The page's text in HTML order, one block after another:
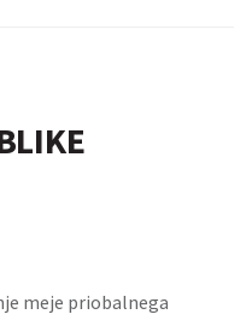
meje priobalnega